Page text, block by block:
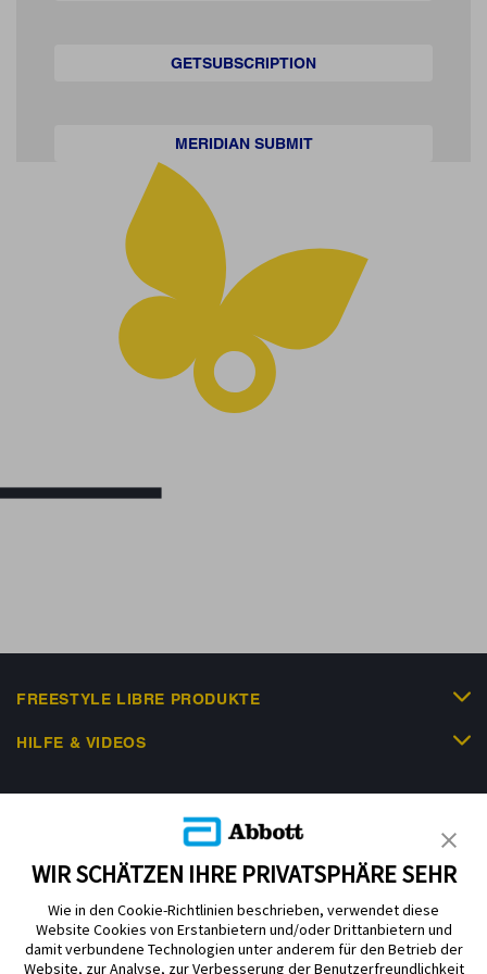
GETSUBSCRIPTION
MERIDIAN SUBMIT
FREESTYLE LIBRE PRODUKTE
HILFE & VIDEOS
WIR SCHÄTZEN IHRE PRIVATSPHÄRE SEHR
Wie in den Cookie-Richtlinien beschrieben, verwendet diese
Website Cookies von Erstanbietern und/oder Drittanbietern und
damit verbundene Technologien unter anderem für den Betrieb der
Website, zur Analyse, zur Verbesserung der Benutzerfreundlichkeit